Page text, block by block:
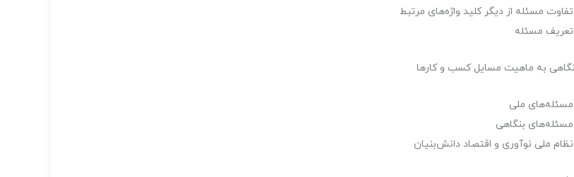
تفاوت مسئله از دیگر کلید واژه‌های مرتبط
تعریف مسئله
مسئله‌های ملی
مسئله‌های بنگاهی
نظام ملی نوآوری و اقتصاد دانش‌بنیان